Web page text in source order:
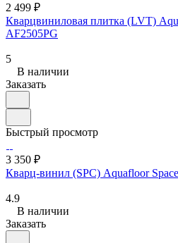
2 499 ₽
Кварцвиниловая плитка (LVT)
AF2505PG
5
В наличии
Заказать
Быстрый просмотр
3 350 ₽
Кварц-винил (SPC) Aquafloor
4.9
В наличии
Заказать